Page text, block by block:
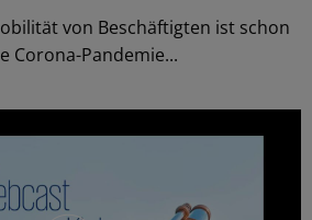
von Beschäftigten ist schon
Corona-Pandemie...